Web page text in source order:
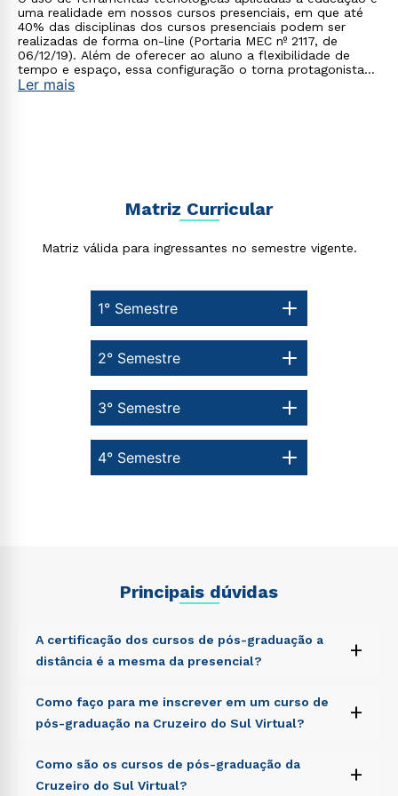
uma realidade em nossos cursos presenciais, em que até
40% das disciplinas dos cursos presenciais podem ser
realizadas de forma on-line (Portaria MEC nº 2117, de
06/12/19). Além de oferecer ao aluno a flexibilidade de
tempo e espaço, essa configuração o torna protagonista
no processo de construção do seu conhecimento.
Ler mais
Matriz Curricular
Matriz válida para ingressantes no semestre vigente.
1° Semestre
4° Semestre
3° Semestre
2° Semestre
Principais dúvidas
A certificação dos cursos de pós-graduação a
distância é a mesma da presencial?
+
Sed ut perspiciatis unde omnis iste natus error sit
voluptatem accusantium doloremque laudantium,
totam rem aperiam, eaque ipsa quae ab illo inventore
explicabo. Nemo enim ipsam voluptatem quia
voluptas sit aspernatur aut odit aut fugit, sed quia
Como faço para me inscrever em um curso de
pós-graduação na Cruzeiro do Sul Virtual?
+
Sed ut perspiciatis unde omnis iste natus error sit
voluptatem accusantium doloremque laudantium,
totam rem aperiam, eaque ipsa quae ab illo inventore
Como são os cursos de pós-graduação da
Cruzeiro do Sul Virtual?
+
ou
Estou de acordo com aPolítica de Privacidade.e
autorizo que meus dados sejam utilizados para o